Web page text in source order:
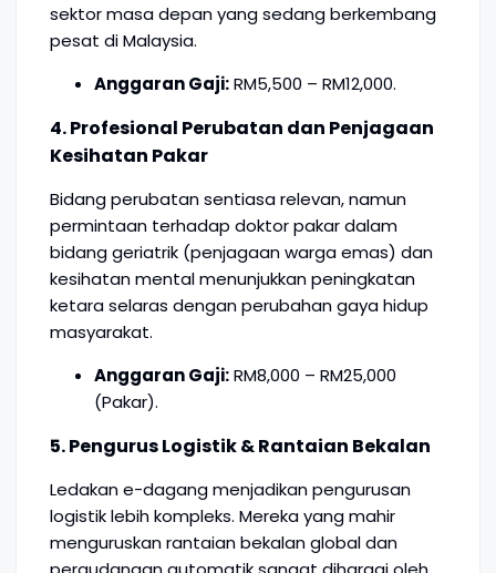
sektor masa depan yang sedang berkembang
pesat di Malaysia.
Anggaran Gaji:RM5,500 – RM12,000.
4. Profesional Perubatan dan Penjagaan
Kesihatan Pakar
Bidang perubatan sentiasa relevan, namun
permintaan terhadap doktor pakar dalam
bidang geriatrik (penjagaan warga emas) dan
kesihatan mental menunjukkan peningkatan
ketara selaras dengan perubahan gaya hidup
masyarakat.
Anggaran Gaji:RM8,000 – RM25,000
(Pakar).
5. Pengurus Logistik & Rantaian Bekalan
Ledakan e-dagang menjadikan pengurusan
logistik lebih kompleks. Mereka yang mahir
menguruskan rantaian bekalan global dan